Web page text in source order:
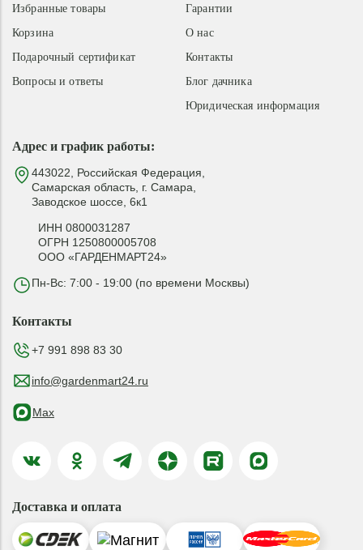
Адрес и график работы:
443022, Российская Федерация,
Самарская область, г. Самара,
Заводское шоссе, 6к1
ИНН 0800031287
ОГРН 1250800005708
ООО «ГАРДЕНМАРТ24»
Пн-Вс: 7:00 - 19:00 (по времени Москвы)
Гарантии
О нас
Контакты
Блог дачника
Юридическая информация
Избранные товары
Корзина
Подарочный сертификат
Вопросы и ответы
Контакты
+7 991 898 83 30
info@gardenmart24.ru
Max
Доставка и оплата